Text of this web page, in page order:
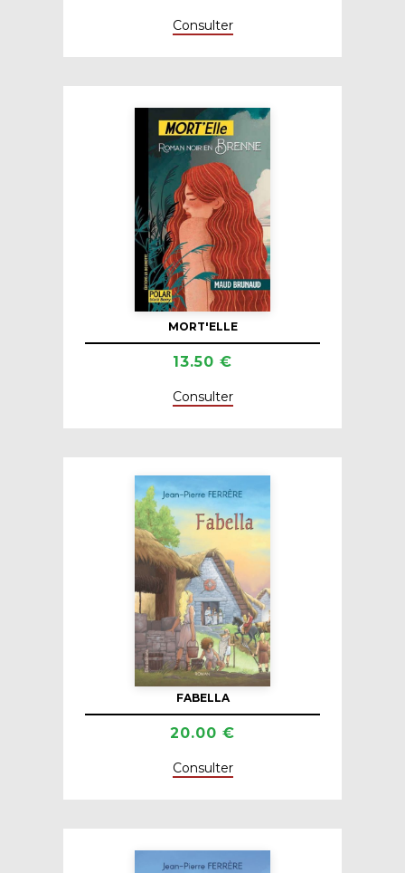
Consulter
MORT'ELLE
13.50 €
Consulter
FABELLA
20.00 €
Consulter